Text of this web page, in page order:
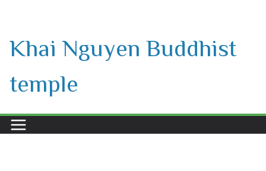
content
Khai Nguyen Buddhist
temple